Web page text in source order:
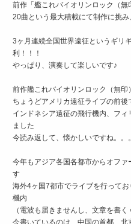
前作「艦これバイオリンロック（
20曲という最大積載にて制作に挑
3ヶ月連続全国世界遠征というギリ
利！！！
やっぱり、演奏して楽しいです♪
前作艦これバイオリンロック（無印
ちょうどアメリカ遠征ライブの前後
インドネシア遠征の飛行機内、フ
ました
今読み返して、懐かしいですね。。。
今年もアジア各国各都市からオフ
す
海外4ヶ国7都市でライブを行って
機内
（電波も届きませんし、文章を書
今書いているのは、中国の首都、